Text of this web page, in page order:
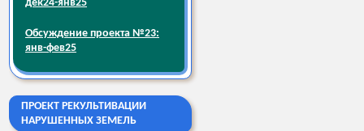
дек24-янв25
Обсуждение проекта №23:
янв-фев25
ПРОЕКТ РЕКУЛЬТИВАЦИИ
НАРУШЕННЫХ ЗЕМЕЛЬ